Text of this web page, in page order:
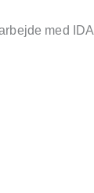
med